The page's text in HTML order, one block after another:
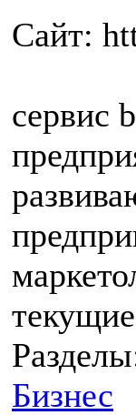
Сайт:
сервис
Бизнес